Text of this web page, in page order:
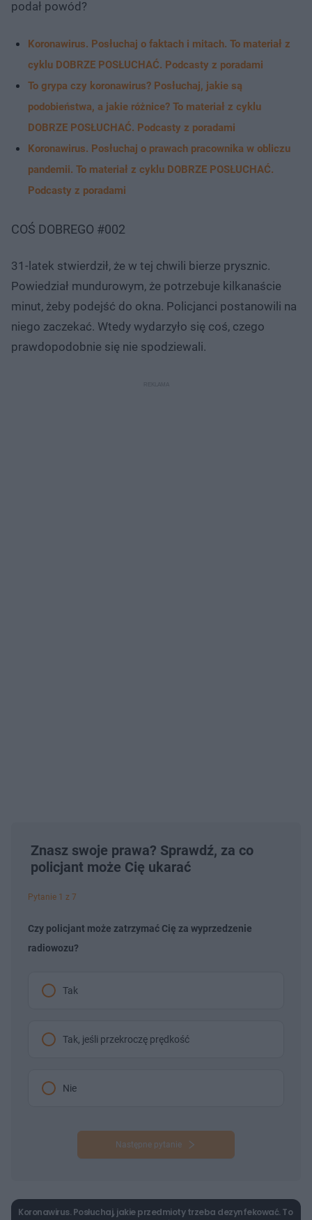
podał powód?
Koronawirus. Posłuchaj o faktach i mitach. To materiał z
cyklu DOBRZE POSŁUCHAĆ. Podcasty z poradami
To grypa czy koronawirus? Posłuchaj, jakie są
podobieństwa, a jakie różnice? To materiał z cyklu
DOBRZE POSŁUCHAĆ. Podcasty z poradami
Koronawirus. Posłuchaj o prawach pracownika w obliczu
pandemii. To materiał z cyklu DOBRZE POSŁUCHAĆ.
Podcasty z poradami
COŚ DOBREGO #002
31-latek stwierdził, że w tej chwili bierze prysznic.
Powiedział mundurowym, że potrzebuje kilkanaście
minut, żeby podejść do okna. Policjanci postanowili na
niego zaczekać. Wtedy wydarzyło się coś, czego
prawdopodobnie się nie spodziewali.
Znasz swoje prawa? Sprawdź, za co
policjant może Cię ukarać
Pytanie 1 z 7
Czy policjant może zatrzymać Cię za wyprzedzenie
radiowozu?
Tak
Tak, jeśli przekroczę prędkość
Nie
Następne pytanie
Koronawirus. Posłuchaj, jakie przedmioty trzeba dezynfekować. To